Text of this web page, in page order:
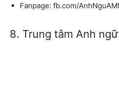
Fanpage: fb.com/
8. Trung tâm Anh